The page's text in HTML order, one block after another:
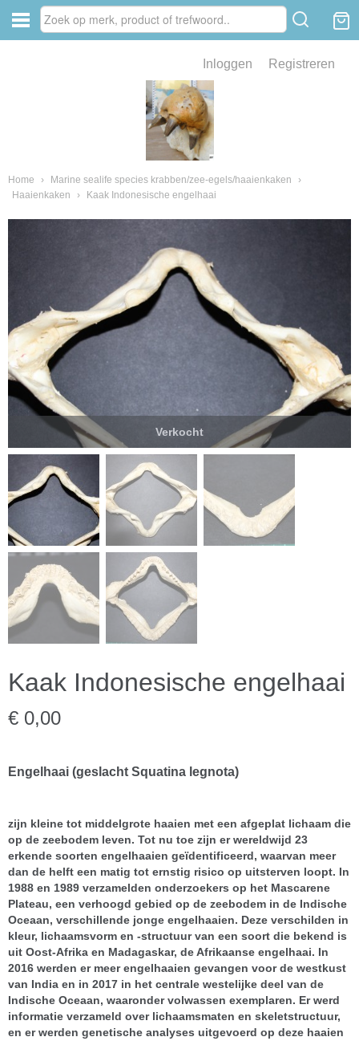
Inloggen Registreren
Home › Marine sealife species krabben/zee-egels/haaienkaken
›
Haaienkaken
› Kaak Indonesische engelhaai
Verkocht
Kaak Indonesische engelhaai
€ 0,00
Engelhaai (geslacht Squatina legnota)
zijn kleine tot middelgrote haaien met een afgeplat lichaam die
op de zeebodem leven. Tot nu toe zijn er wereldwijd 23
erkende soorten engelhaaien geïdentificeerd, waarvan meer
dan de helft een matig tot ernstig risico op uitsterven loopt. In
1988 en 1989 verzamelden onderzoekers op het Mascarene
Plateau, een verhoogd gebied op de zeebodem in de Indische
Oceaan, verschillende jonge engelhaaien. Deze verschilden in
kleur, lichaamsvorm en -structuur van een soort die bekend is
uit Oost-Afrika en Madagaskar, de Afrikaanse engelhaai. In
2016 werden er meer engelhaaien gevangen voor de westkust
van India en in 2017 in het centrale westelijke deel van de
Indische Oceaan, waaronder volwassen exemplaren. Er werd
informatie verzameld over lichaamsmaten en skeletstructuur,
en er werden genetische analyses uitgevoerd op deze haaien
van fossielen en mineralen